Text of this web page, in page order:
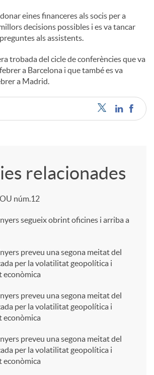
eines financeres als socis per a
decisions possibles i es va tancar
als assistents.
trobada del cicle de conferències que va
a Barcelona i que també es va
a Madrid.
relacionades
núm.12
segueix obrint oficines i arriba a
preveu una segona meitat del
per la volatilitat geopolítica i
econòmica
preveu una segona meitat del
per la volatilitat geopolítica i
econòmica
preveu una segona meitat del
per la volatilitat geopolítica i
econòmica